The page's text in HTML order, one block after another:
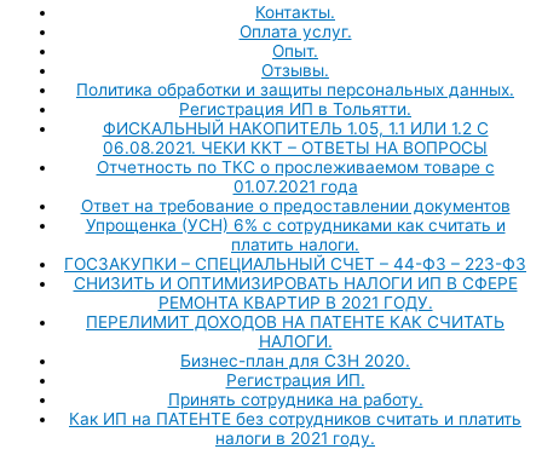
Контакты.
Оплата услуг.
Опыт.
Отзывы.
Политика обработки и защиты персональных данных.
Регистрация ИП в Тольятти.
ФИСКАЛЬНЫЙ НАКОПИТЕЛЬ 1.05, 1.1 ИЛИ 1.2 С
06.08.2021. ЧЕКИ ККТ – ОТВЕТЫ НА ВОПРОСЫ
Отчетность по ТКС о прослеживаемом товаре с
01.07.2021 года
Ответ на требование о предоставлении документов
Упрощенка (УСН) 6% с сотрудниками как считать и
платить налоги.
ГОСЗАКУПКИ – СПЕЦИАЛЬНЫЙ СЧЕТ – 44-ФЗ – 223-ФЗ
СНИЗИТЬ И ОПТИМИЗИРОВАТЬ НАЛОГИ ИП В СФЕРЕ
РЕМОНТА КВАРТИР В 2021 ГОДУ.
ПЕРЕЛИМИТ ДОХОДОВ НА ПАТЕНТЕ КАК СЧИТАТЬ
НАЛОГИ.
Бизнес-план для СЗН 2020.
Регистрация ИП.
Принять сотрудника на работу.
Как ИП на ПАТЕНТЕ без сотрудников считать и платить
налоги в 2021 году.